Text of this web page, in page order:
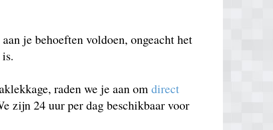
je behoeften voldoen, ongeacht het
raden we je aan omdirect
zijn 24 uur per dag beschikbaar voor